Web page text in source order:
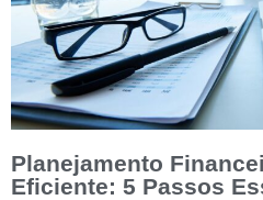
Planejamento
Eficiente: 5 Passos